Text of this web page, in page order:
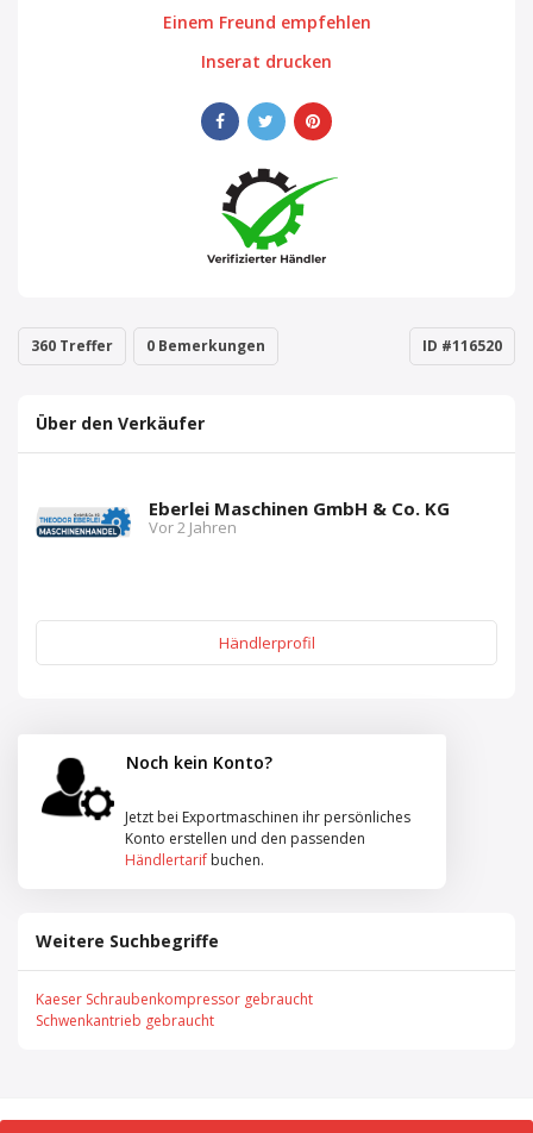
Einem Freund empfehlen
Inserat drucken
360 Treffer 0 Bemerkungen ID #116520
Über den Verkäufer
Eberlei Maschinen GmbH & Co. KG
Vor 2 Jahren
Händlerprofil
Noch kein Konto?
Jetzt bei Exportmaschinen ihr persönliches
Konto erstellen und den passenden
Händlertarif buchen.
Weitere Suchbegriffe
Kaeser Schraubenkompressor gebraucht
Schwenkantrieb gebraucht